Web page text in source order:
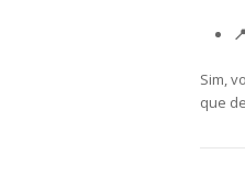
Sim,
que